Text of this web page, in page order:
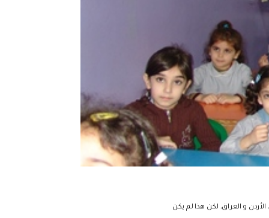
إلى سوريا، لبنان، الأردن و العراق. لكن هذا لم يكن